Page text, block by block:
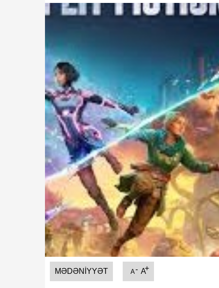
MƏDƏNIYYƏT A- A+